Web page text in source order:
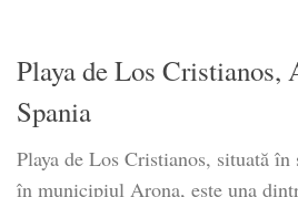
Playa de Los Cristianos,
Spania
Playa de Los Cristianos, situată
în municipiul Arona, este una